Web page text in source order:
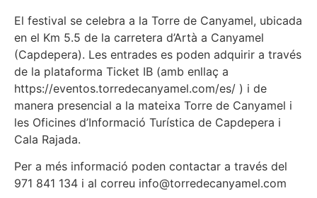
El festival se celebra a la Torre de Canyamel, ubicada
en el Km 5.5 de la carretera d’Artà a Canyamel
(Capdepera). Les entrades es poden adquirir a través
de la plataforma Ticket IB (amb enllaç a
https://eventos.torredecanyamel.com/es/ ) i de
manera presencial a la mateixa Torre de Canyamel i
les Oficines d’Informació Turística de Capdepera i
Cala Rajada.
Per a més informació poden contactar a través del
971 841 134 i al correu info@torredecanyamel.com